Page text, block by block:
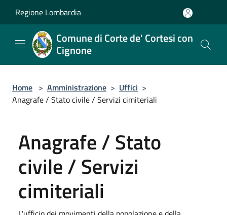
Regione Lombardia
Comune di Corte de' Cortesi con
Cignone
Home > Amministrazione > Uffici >
Anagrafe / Stato civile / Servizi cimiteriali
Anagrafe / Stato
civile / Servizi
cimiteriali